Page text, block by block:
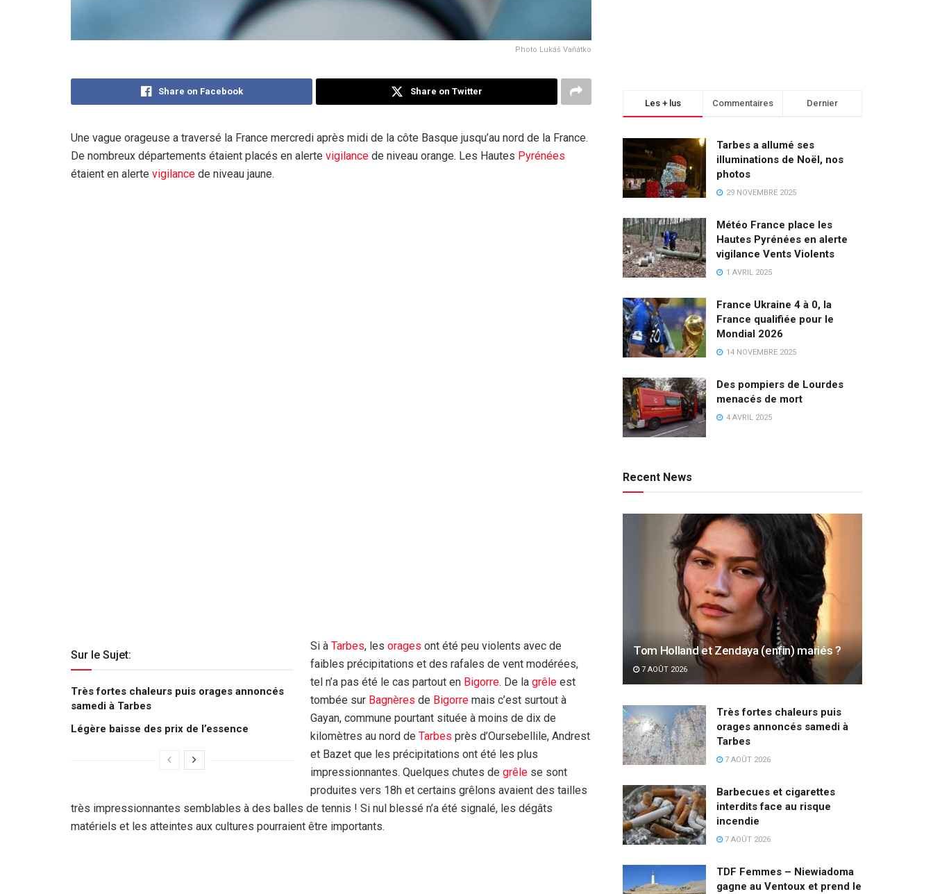
Photo Lukáš Vaňátko
Share on Facebook Share on Twitter
Une vague orageuse a traversé la France mercredi après midi de la côte Basque jusqu’au nord de la France.
De nombreux départements étaient placés en alerte vigilance de niveau orange. Les Hautes Pyrénées
étaient en alerte vigilance de niveau jaune.
Sur le Sujet:
Très fortes chaleurs puis orages annoncés
samedi à Tarbes
Légère baisse des prix de l’essence
Si à Tarbes, les orages ont été peu violents avec de
faibles précipitations et des rafales de vent modérées,
tel n’a pas été le cas partout en Bigorre. De la grêle est
tombée sur Bagnères de Bigorre mais c’est surtout à
Gayan, commune pourtant située à moins de dix de
kilomètres au nord de Tarbes près d’Oursebellile, Andrest
et Bazet que les précipitations ont été les plus
impressionnantes. Quelques chutes de grêle se sont
produites vers 18h et certains grêlons avaient des tailles
très impressionnantes semblables à des balles de tennis ! Si nul blessé n’a été signalé, les dégâts
matériels et les atteintes aux cultures pourraient être importants.
Les + lus Commentaires Dernier
Tarbes a allumé ses
illuminations de Noël, nos
photos
29 NOVEMBRE 2025
Météo France place les
Hautes Pyrénées en alerte
vigilance Vents Violents
1 AVRIL 2025
France Ukraine 4 à 0, la
France qualifiée pour le
Mondial 2026
14 NOVEMBRE 2025
Des pompiers de Lourdes
menacés de mort
4 AVRIL 2025
Recent News
Tom Holland et Zendaya (enfin) mariés ?
7 AOÛT 2026
Très fortes chaleurs puis
orages annoncés samedi à
Tarbes
7 AOÛT 2026
Barbecues et cigarettes
interdits face au risque
incendie
7 AOÛT 2026
TDF Femmes – Niewiadoma
gagne au Ventoux et prend le